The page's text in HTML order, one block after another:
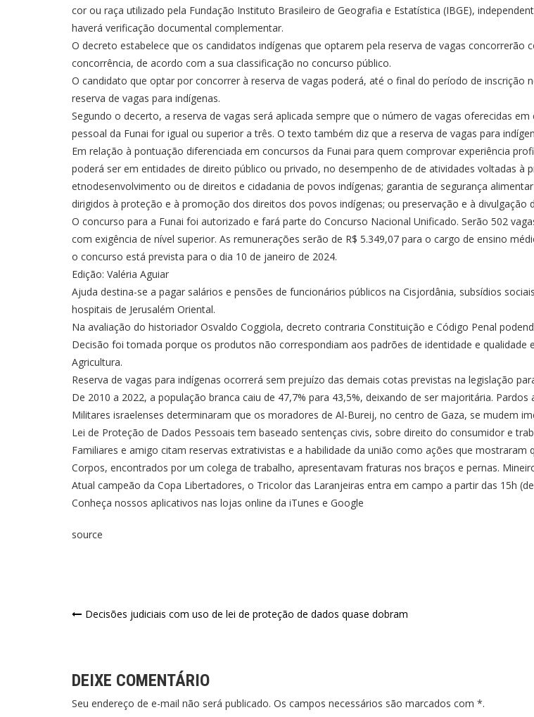
cor ou raça utilizado pela Fundação Instituto Brasileiro de Geografia e Estatística (IBGE),
haverá verificação documental complementar.
O decreto estabelece que os candidatos indígenas que optarem pela reserva de vagas
concorrência, de acordo com a sua classificação no concurso público.
O candidato que optar por concorrer à reserva de vagas poderá, até o final do período de
reserva de vagas para indígenas.
Segundo o decerto, a reserva de vagas será aplicada sempre que o número de vagas oferecidas
pessoal da Funai for igual ou superior a três. O texto também diz que a reserva de vagas para
Em relação à pontuação diferenciada em concursos da Funai para quem comprovar experiência
poderá ser em entidades de direito público ou privado, no desempenho de de atividades voltadas
etnodesenvolvimento ou de direitos e cidadania de povos indígenas; garantia de segurança
dirigidos à proteção e à promoção dos direitos dos povos indígenas; ou preservação e à divulgação
O concurso para a Funai foi autorizado e fará parte do Concurso Nacional Unificado. Serão 502
com exigência de nível superior. As remunerações serão de R$ 5.349,07 para o cargo de ensino
o concurso está prevista para o dia 10 de janeiro de 2024.
Edição: Valéria Aguiar
Ajuda destina-se a pagar salários e pensões de funcionários públicos na Cisjordânia, subsídios
hospitais de Jerusalém Oriental.
Na avaliação do historiador Osvaldo Coggiola, decreto contraria Constituição e Código Penal
Decisão foi tomada porque os produtos não correspondiam aos padrões de identidade e
Agricultura.
Reserva de vagas para indígenas ocorrerá sem prejuízo das demais cotas previstas na legislação
De 2010 a 2022, a população branca caiu de 47,7% para 43,5%, deixando de ser majoritária.
Militares israelenses determinaram que os moradores de Al-Bureij, no centro de Gaza, se mudem
Lei de Proteção de Dados Pessoais tem baseado sentenças civis, sobre direito do consumidor e
Familiares e amigo citam reservas extrativistas e a habilidade da união como ações que mostraram
Corpos, encontrados por um colega de trabalho, apresentavam fraturas nos braços e pernas.
Atual campeão da Copa Libertadores, o Tricolor das Laranjeiras entra em campo a partir das 15h
Conheça nossos aplicativos nas lojas online da iTunes e Google
source
Decisões judiciais com uso de lei de proteção de dados quase dobram
DEIXE COMENTÁRIO
Seu endereço de e-mail não será publicado. Os campos necessários são marcados com *.